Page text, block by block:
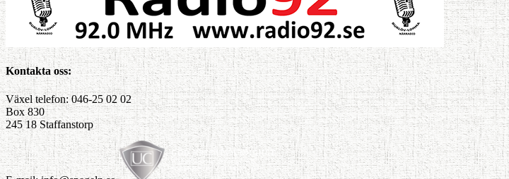
Kontakta oss:
Växel telefon: 046-25 02 02
Box 830
245 18 Staffanstorp